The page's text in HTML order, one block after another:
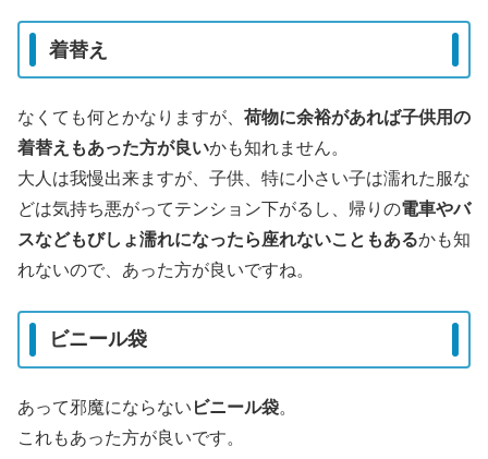
着替え
なくても何とかなりますが、 荷物に余裕があれば子供用の
着替えもあった方が良いかも知れません。
大人は我慢出来ますが、子供、特に小さい子は濡れた服な
どは気持ち悪がってテンション下がるし、帰りの電車やバ
スなどもびしょ濡れになったら座れないこともあるかも知
れないので、あった方が良いですね。
ビニール袋
あって邪魔にならない ビニール袋。
これもあった方が良いです。